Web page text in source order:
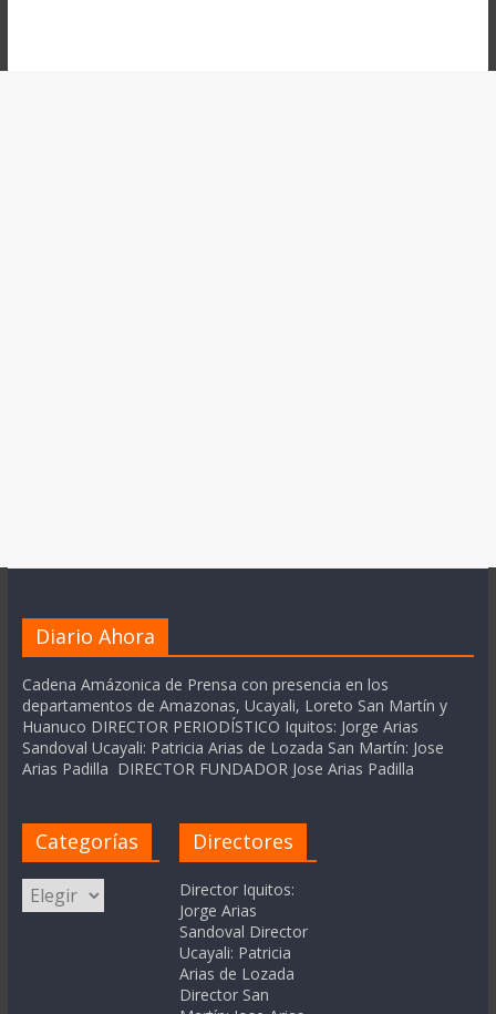
Diario Ahora
Cadena Amázonica de Prensa con presencia en los
departamentos de Amazonas, Ucayali, Loreto San Martín y
Huanuco DIRECTOR PERIODÍSTICO Iquitos: Jorge Arias
Sandoval Ucayali: Patricia Arias de Lozada San Martín: Jose
Arias Padilla DIRECTOR FUNDADOR Jose Arias Padilla
Categorías
Categorías
Directores
Director Iquitos:
Jorge Arias
Sandoval Director
Ucayali: Patricia
Arias de Lozada
Director San